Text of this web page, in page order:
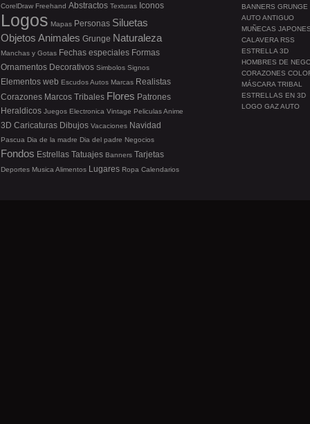
BANNERS GRUNGE
AUTO ANTIGUO
MUÑECAS
CALAVERA RSS
ESTRELLA 3D
HOMBRES DE
CORAZONES
MÁSCARA TRIBAL
ESTRELLAS EN 3D
LOGO GAZ AUTO
CorelDraw Freehand Abstractos Texturas Iconos
Logos Mapas Personas Siluetas
Objetos Animales Grunge Naturaleza
Manchas y Gotas Fechas especiales Formas
Ornamentos Decorativos Simbolos Signos
Elementos web EscudosAutos Marcas Realistas
Corazones Marcos Tribales Flores Patrones
Heraldicos Juegos Electronica Vintage PeliculasAnime
3D Caricaturas Dibujos Vacaciones Navidad
Pascua Dia de la madre Dia del padre Negocios
Fondos Estrellas Tatuajes Banners Tarjetas
Deportes Musica Alimentos Lugares Ropa Calendarios